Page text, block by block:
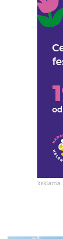
Reklama